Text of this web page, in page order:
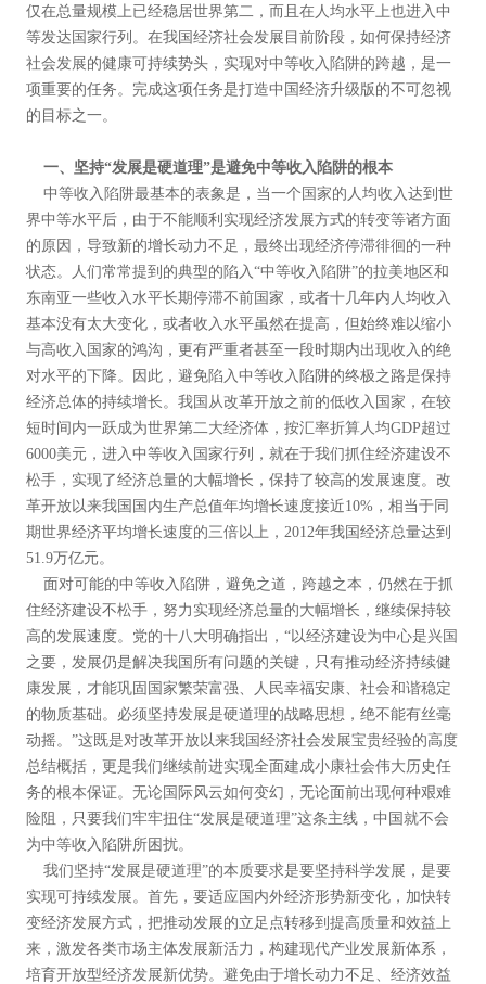
仅在总量规模上已经稳居世界第二，而且在人均水平上也进入中
等发达国家行列。在我国经济社会发展目前阶段，如何保持经济
社会发展的健康可持续势头，实现对中等收入陷阱的跨越，是一
项重要的任务。完成这项任务是打造中国经济升级版的不可忽视
的目标之一。
一、坚持“发展是硬道理”是避免中等收入陷阱的根本
中等收入陷阱最基本的表象是，当一个国家的人均收入达到世
界中等水平后，由于不能顺利实现经济发展方式的转变等诸方面
的原因，导致新的增长动力不足，最终出现经济停滞徘徊的一种
状态。人们常常提到的典型的陷入“中等收入陷阱”的拉美地区和
东南亚一些收入水平长期停滞不前国家，或者十几年内人均收入
基本没有太大变化，或者收入水平虽然在提高，但始终难以缩小
与高收入国家的鸿沟，更有严重者甚至一段时期内出现收入的绝
对水平的下降。因此，避免陷入中等收入陷阱的终极之路是保持
经济总体的持续增长。我国从改革开放之前的低收入国家，在较
短时间内一跃成为世界第二大经济体，按汇率折算人均GDP超过
6000美元，进入中等收入国家行列，就在于我们抓住经济建设不
松手，实现了经济总量的大幅增长，保持了较高的发展速度。改
革开放以来我国国内生产总值年均增长速度接近10%，相当于同
期世界经济平均增长速度的三倍以上，2012年我国经济总量达到
51.9万亿元。
面对可能的中等收入陷阱，避免之道，跨越之本，仍然在于抓
住经济建设不松手，努力实现经济总量的大幅增长，继续保持较
高的发展速度。党的十八大明确指出，“以经济建设为中心是兴国
之要，发展仍是解决我国所有问题的关键，只有推动经济持续健
康发展，才能巩固国家繁荣富强、人民幸福安康、社会和谐稳定
的物质基础。必须坚持发展是硬道理的战略思想，绝不能有丝毫
动摇。”这既是对改革开放以来我国经济社会发展宝贵经验的高度
总结概括，更是我们继续前进实现全面建成小康社会伟大历史任
务的根本保证。无论国际风云如何变幻，无论面前出现何种艰难
险阻，只要我们牢牢扭住“发展是硬道理”这条主线，中国就不会
为中等收入陷阱所困扰。
我们坚持“发展是硬道理”的本质要求是要坚持科学发展，是要
实现可持续发展。首先，要适应国内外经济形势新变化，加快转
变经济发展方式，把推动发展的立足点转移到提高质量和效益上
来，激发各类市场主体发展新活力，构建现代产业发展新体系，
培育开放型经济发展新优势。避免由于增长动力不足、经济效益